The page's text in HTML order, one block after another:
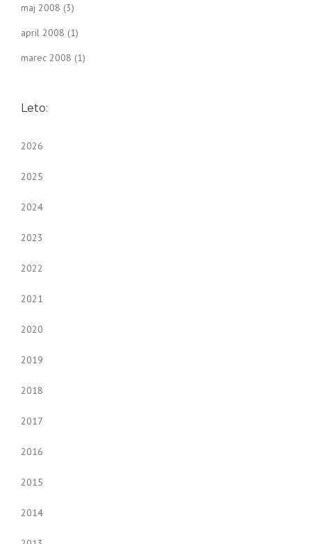
maj 2008 (3)
april 2008 (1)
marec 2008 (1)
Leto:
2026
2025
2024
2023
2022
2021
2020
2019
2018
2017
2016
2015
2014